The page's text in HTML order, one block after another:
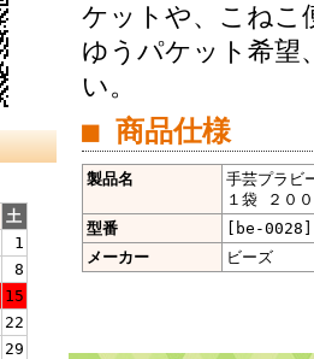
土
1
8
15
22
29
ケットや、こね
ゆうパケット希
い。
■ 商品仕様
製品名
手芸プラビ
１袋 ２０
型番
[be-0028]
メーカー
ビーズ